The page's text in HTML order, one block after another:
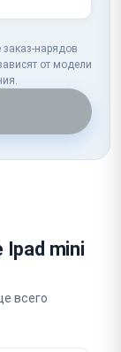
заказ-нарядов
от модели
mini
всего